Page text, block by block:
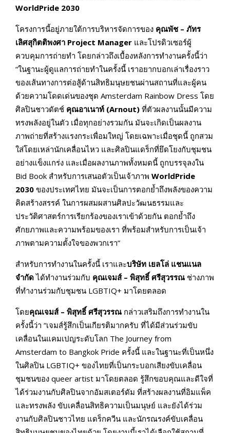
WorldPride 2030
โครงการนี้อยู่ภายใต้การบริหารจัดการของ คุณพัช – ภัทร
เลิศสุกิตติพงศา Project Manager และโปรดิวเซอร์ผู้
ควบคุมการถ่ายทำ โดยกล่าวถึงเบื้องหลังการทำงานครั้งนี้ว่า
“ในฐานะผู้ดูแลการถ่ายทำในครั้งนี้ เราอยากบอกเล่าเรื่องราว
ของเส้นทางการต่อสู้ด้านสิทธิมนุษยชนผ่านสถานที่และผู้คน
ด้วยความโดดเด่นของชุด Amsterdam Rainbow Dress โดย
ศิลปินชาวดัตช์ คุณอาเนาท์ (Arnout) ที่ตัวผลงานนั้นมีความ
ทรงพลังอยู่ในตัว เมื่อทุกอย่างรวมกัน มันจะเกิดเป็นผลงาน
ภาพถ่ายที่สร้างแรงกระเพื่อมใหญ่ โดยเฉพาะเมื่อชุดนี้ ถูกสวม
ใส่โดยเหล่านักเคลื่อนไหว และศิลปินแดร็กที่ยึดโยงกับชุมชน
อย่างแข็งแกร่ง และเมื่อผลงานภาพทั้งหมดนี้ ถูกบรรจุลงใน
Bid Book สำหรับการเสนอตัวเป็นเจ้าภาพ WorldPride
2030 ของประเทศไทย มันจะเป็นการตอกย้ำถึงพลังของความ
คิดสร้างสรรค์ ในการผสมผสานศิลปะวัฒนธรรมและ
ประวัติศาสตร์การเรียกร้องของเราเข้าด้วยกัน ตอกย้ำถึง
ศักยภาพและความพร้อมของเรา ที่พร้อมสำหรับการเป็นเจ้า
ภาพตามความตั้งใจของพวกเรา”
สำหรับการทำงานในครั้งนี้ เราและบริษัท เยลโล่ แชนแนล
จำกัดได้ทำงานร่วมกับ คุณเจมส์ – พิสุทธิ์ ศรีสุวรรณ ช่างภาพ
ที่ทำงานร่วมกับชุมชน LGBTIQ+ มาโดยตลอด
โดยคุณเจมส์ – พิสุทธิ์ ศรีสุวรรณ กล่าวเสริมถึงการทำงานใน
ครั้งนี้ว่า “เจมส์รู้สึกเป็นเกียรติมากครับ ที่ได้มีส่วนร่วมขับ
เคลื่อนในแคมเปญระดับโลก The Journey from
Amsterdam to Bangkok Pride ครั้งนี้ และในฐานะที่เป็นหนึ่ง
ในศิลปิน LGBTIQ+ ของไทยที่เป็นกระบอกเสียงขับเคลื่อน
ชุมชนของ queer artist มาโดยตลอด รู้สึกขอบคุณและดีใจที่
ได้ร่วมงานกับศิลปินจากอัมสเตอร์ดัม ที่สร้างผลงานที่อิมแพ็ค
และทรงพลัง ขับเคลื่อนสิทธิความเป็นมนุษย์ และยังได้ร่วม
งานกับศิลปินชาวไทย แดร็กควีน และนักรณรงค์ขับเคลื่อน